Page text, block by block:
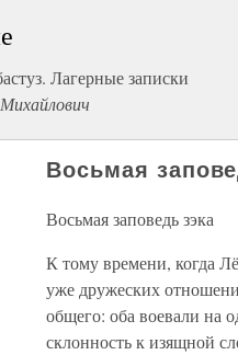
Лагерные записки
Восьмая
Восьмая заповедь зэка
К тому времени, когда
уже дружеских
общего: оба воевали на
склонность к изящной